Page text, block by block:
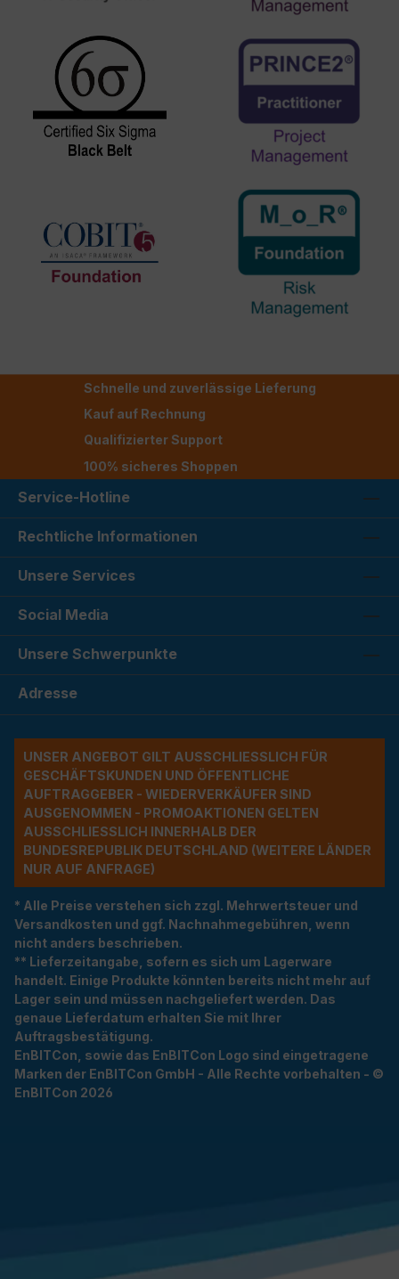
Schnelle und zuverlässige Lieferung
Kauf auf Rechnung
Qualifizierter Support
100% sicheres Shoppen
Service-Hotline
Rechtliche Informationen
Unsere Services
Social Media
Unsere Schwerpunkte
Adresse
UNSER ANGEBOT GILT AUSSCHLIESSLICH FÜR G
ESCHÄFTSKUNDEN UND ÖFFENTLICHE A
UFTRAGGEBER - WIEDERVERKÄUFER SIND A
USGENOMMEN - PROMOAKTIONEN GELTEN A
USSCHLIESSLICH INNERHALB DER BU
NDESREPUBLIK DEUTSCHLAND (WEITERE LÄNDER NU
R AUF ANFRAGE)
* Alle Preise verstehen sich zzgl. Mehrwertsteuer und
Versandkosten und ggf. Nachnahmegebühren, wenn
nicht anders beschrieben.
** Lieferzeitangabe, sofern es sich um Lagerware
handelt. Einige Produkte könnten bereits nicht mehr auf
Lager sein und müssen nachgeliefert werden. Das
genaue Lieferdatum erhalten Sie mit Ihrer
Auftragsbestätigung.
EnBITCon, sowie das EnBITCon Logo sind eingetragene
Marken der EnBITCon GmbH - Alle Rechte vorbehalten - ©
EnBITCon 2026